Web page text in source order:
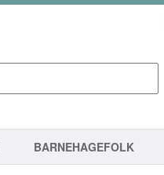
BARNEHAGEFOLK